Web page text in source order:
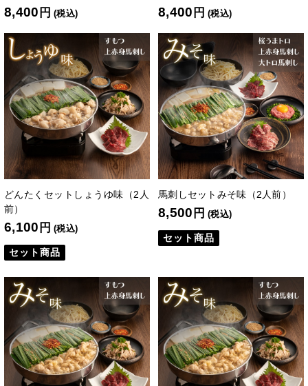
8,400 円 (税込) 8,400 円 (税込)
どんたくセットしょうゆ味（2人
前）
6,100 円 (税込)
セット商品
馬刺しセットみそ味（2人前）
8,500 円 (税込)
セット商品